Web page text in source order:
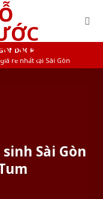
rẻ nhất tại Sài Gòn
Sài Gòn